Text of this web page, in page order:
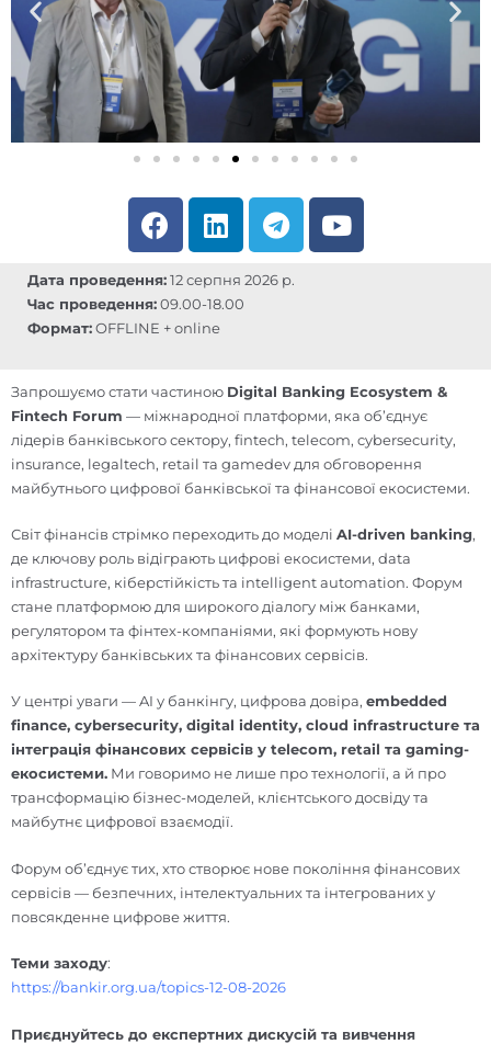
F
a
e
b
k
L
i
k
e
n
T
e
e
m
Y
o
Дата проведення: 12 серпня 2026 р.
Час проведення: 09.00-18.00
Формат: OFFLINE + online
Запрошуємо стати частиною Digital Banking Ecosystem &
Fintech Forum — міжнародної платформи, яка об’єднує
лідерів банківського сектору, fintech, telecom, cybersecurity,
insurance, legaltech, retail та gamedev для обговорення
майбутнього цифрової банківської та фінансової екосистеми.
Світ фінансів стрімко переходить до моделі AI-driven banking,
де ключову роль відіграють цифрові екосистеми, data
infrastructure, кіберстійкість та intelligent automation. Форум
стане платформою для широкого діалогу між банками,
регулятором та фінтех-компаніями, які формують нову
архітектуру банківських та фінансових сервісів.
У центрі уваги — AI у банкінгу, цифрова довіра, embedded
finance, cybersecurity, digital identity, cloud infrastructure та
інтеграція фінансових сервісів у telecom, retail та gaming-
екосистеми. Ми говоримо не лише про технології, а й про
трансформацію бізнес-моделей, клієнтського досвіду та
майбутнє цифрової взаємодії.
Форум об’єднує тих, хто створює нове покоління фінансових
сервісів — безпечних, інтелектуальних та інтегрованих у
повсякденне цифрове життя.
Теми заходу:
https://bankir.org.ua/topics-12-08-2026
Приєднуйтесь до експертних дискусій та вивчення